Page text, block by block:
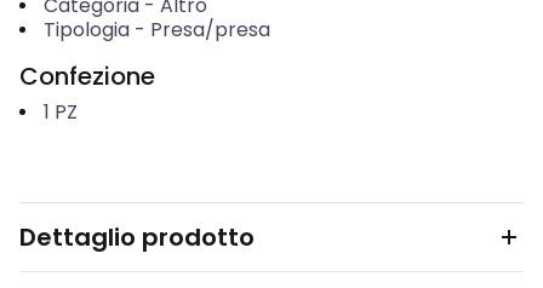
Tipologia- Presa/presa
Confezione
1 PZ
Dettaglio prodotto